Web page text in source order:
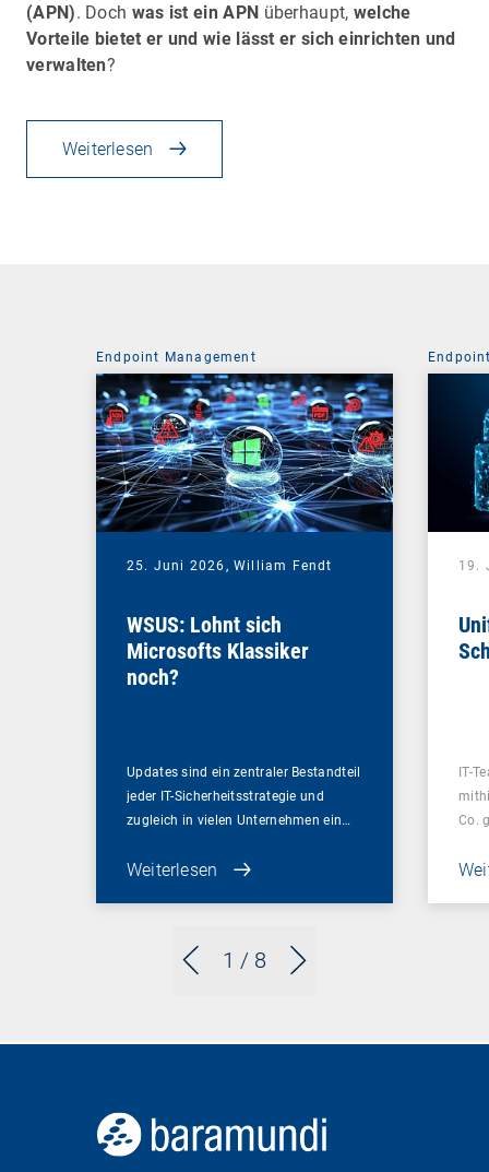
(APN). Doch was ist ein APN überhaupt, welche
Vorteile bietet er und wie lässt er sich einrichten und
verwalten?
Weiterlesen
1 / 8
Endpoint Management
25. Juni 2026, William Fendt
WSUS: Lohnt sich
Microsofts Klassiker
noch?
Updates sind ein zentraler Bestandteil
jeder IT-Sicherheitsstrategie und
zugleich in vielen Unternehmen ein…
Weiterlesen
19.
IT-
Co.